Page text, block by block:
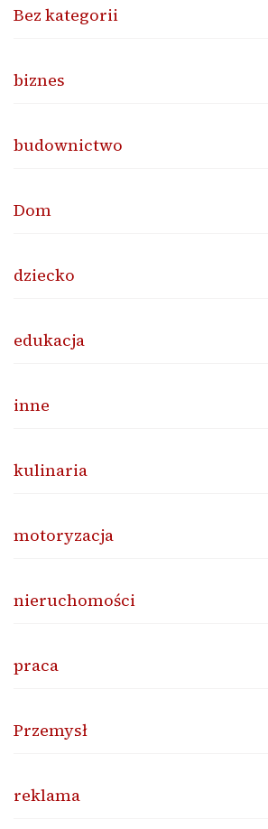
Bez kategorii
biznes
budownictwo
Dom
dziecko
edukacja
inne
kulinaria
motoryzacja
nieruchomości
praca
Przemysł
reklama